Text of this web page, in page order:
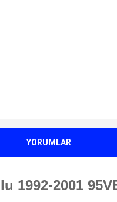
YORUMLAR
1992-2001